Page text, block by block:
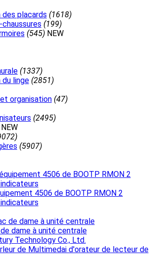
placards (1618)
(199)
(545) NEW
(1337)
linge (2851)
organisation (47)
(2495)
NEW
(5907)
4506 de BOOTP RMON 2
dame à unité centrale
Technology Co., Ltd.